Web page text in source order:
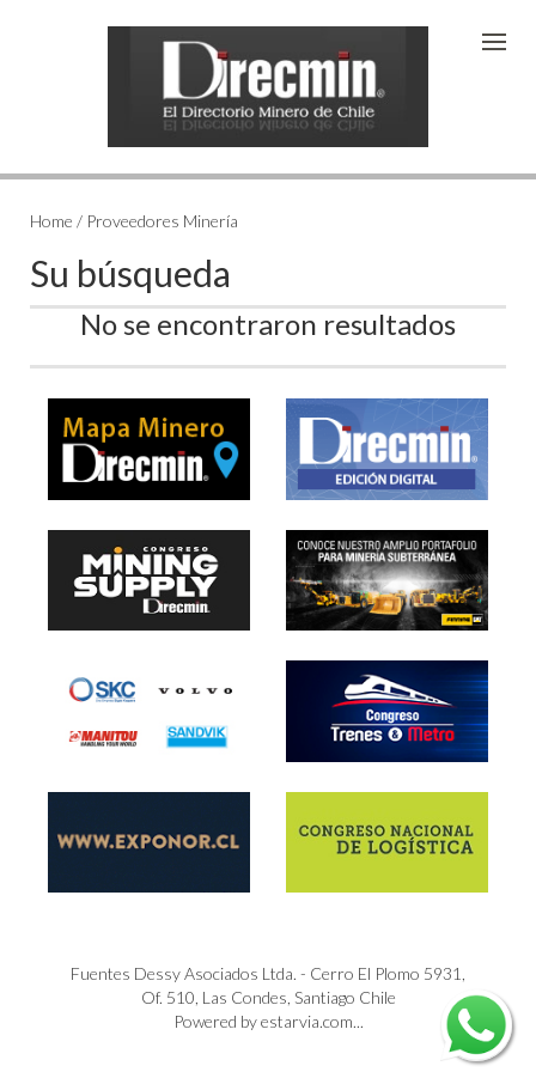
Home / Proveedores Minería
Su búsqueda
No se encontraron resultados
Fuentes Dessy Asociados Ltda. - Cerro El Plomo 5931,
Of. 510, Las Condes, Santiago Chile
Powered by estarvia.com...